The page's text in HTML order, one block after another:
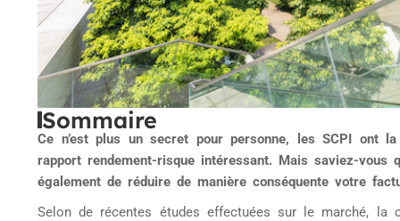
Sommaire
Ce n’est plus un secret pour personne, les SCPI ont
rapport rendement-risque intéressant. Mais saviez-
également de réduire de manière conséquente votre
Selon de récentes études effectuées sur le marché,